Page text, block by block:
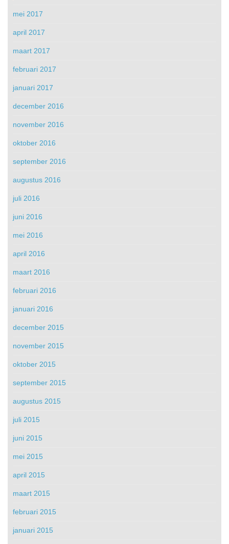
mei 2017
april 2017
maart 2017
februari 2017
januari 2017
december 2016
november 2016
oktober 2016
september 2016
augustus 2016
juli 2016
juni 2016
mei 2016
april 2016
maart 2016
februari 2016
januari 2016
december 2015
november 2015
oktober 2015
september 2015
augustus 2015
juli 2015
juni 2015
mei 2015
april 2015
maart 2015
februari 2015
januari 2015